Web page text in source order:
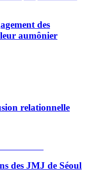
des
aumônier
relationnelle
des JMJ de Séoul